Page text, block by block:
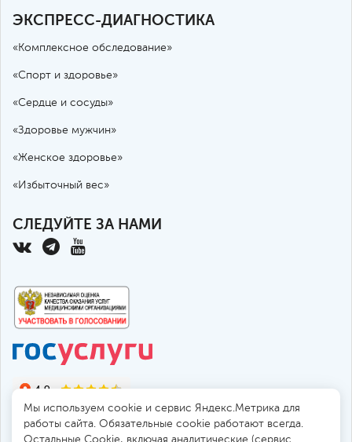
ЭКСПРЕСС-ДИАГНОСТИКА
«Комплексное обследование»
«Спорт и здоровье»
«Сердце и сосуды»
«Здоровье мужчин»
«Женское здоровье»
«Избыточный вес»
СЛЕДУЙТЕ ЗА НАМИ
Мы используем cookie и сервис Яндекс.Метрика для
работы сайта. Обязательные cookie работают всегда.
Остальные Сookie, включая аналитические (сервис